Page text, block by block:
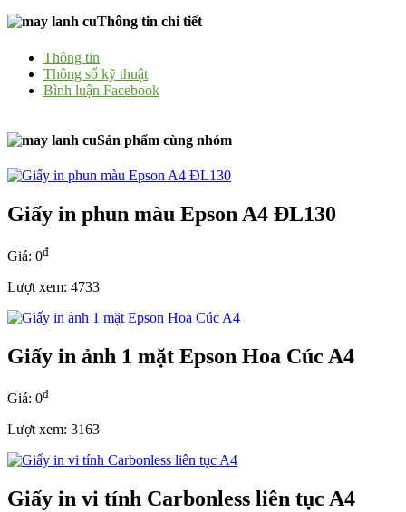
Thông tin chi tiết
Thông tin
Thông số kỹ thuật
Bình luận Facebook
Sản phẩm cùng nhóm
Giấy in phun màu Epson A4 ĐL130
Giá: 0đ
Lượt xem: 4733
Giấy in ảnh 1 mặt Epson Hoa Cúc A4
Giá: 0đ
Lượt xem: 3163
Giấy in vi tính Carbonless liên tục A4